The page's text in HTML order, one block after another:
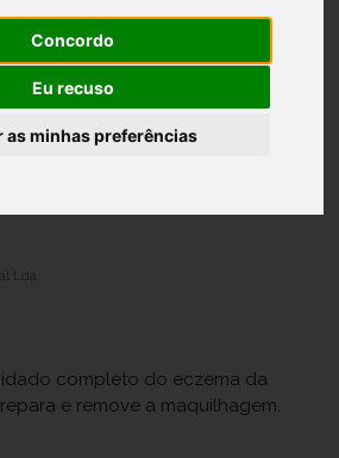
Concordo
Eu recuso
as minhas preferências
Lda.
completo do eczema da
e remove a maquilhagem.